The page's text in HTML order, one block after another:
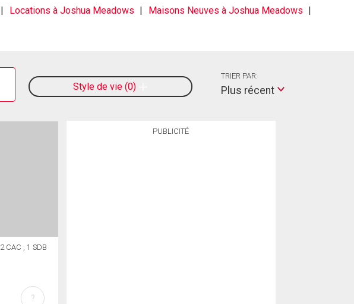
Locations à Joshua Meadows
Maisons Neuves à Joshua Meadows
Style de vie 0
TRIER PAR:
Plus récent
PUBLICITÉ
2 CAC , 1 SDB
?